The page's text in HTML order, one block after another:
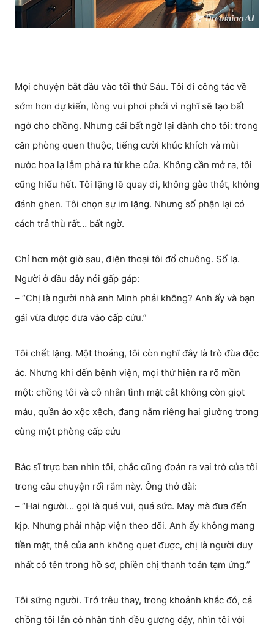
Mọi chuyện bắt đầu vào tối thứ Sáu. Tôi đi công tác về
sớm hơn dự kiến, lòng vui phơi phới vì nghĩ sẽ tạo bất
ngờ cho chồng. Nhưng cái bất ngờ lại dành cho tôi: trong
căn phòng quen thuộc, tiếng cười khúc khích và mùi
nước hoa lạ lẫm phả ra từ khe cửa. Không cần mở ra, tôi
cũng hiểu hết. Tôi lặng lẽ quay đi, không gào thét, không
đánh ghen. Tôi chọn sự im lặng. Nhưng số phận lại có
cách trả thù rất… bất ngờ.
Chỉ hơn một giờ sau, điện thoại tôi đổ chuông. Số lạ.
Người ở đầu dây nói gấp gáp:
– “Chị là người nhà anh Minh phải không? Anh ấy và bạn
gái vừa được đưa vào cấp cứu.”
Tôi chết lặng. Một thoáng, tôi còn nghĩ đây là trò đùa độc
ác. Nhưng khi đến bệnh viện, mọi thứ hiện ra rõ mồn
một: chồng tôi và cô nhân tình mặt cắt không còn giọt
máu, quần áo xộc xệch, đang nằm riêng hai giường trong
cùng một phòng cấp cứu
Bác sĩ trực ban nhìn tôi, chắc cũng đoán ra vai trò của tôi
trong câu chuyện rối rắm này. Ông thở dài:
– “Hai người… gọi là quá vui, quá sức. May mà đưa đến
kịp. Nhưng phải nhập viện theo dõi. Anh ấy không mang
tiền mặt, thẻ của anh không quẹt được, chị là người duy
nhất có tên trong hồ sơ, phiền chị thanh toán tạm ứng.”
Tôi sững người. Trớ trêu thay, trong khoảnh khắc đó, cả
chồng tôi lẫn cô nhân tình đều gượng dậy, nhìn tôi với